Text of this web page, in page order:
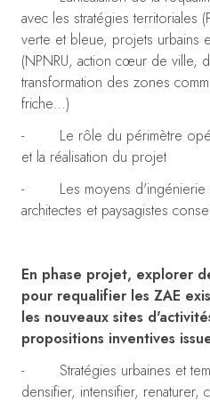
avec les stratégies territoriales
verte et bleue, projets urbains
(NPNRU, action cœur de ville,
transformation des zones
friche…)
- Le rôle du périmètre
et la réalisation du projet
- Les moyens d'ingénierie
architectes et paysagistes
En phase projet, explorer
pour requalifier les ZAE
les nouveaux sites
propositions inventives
- Stratégies urbaines et
densifier, intensifier, renaturer,